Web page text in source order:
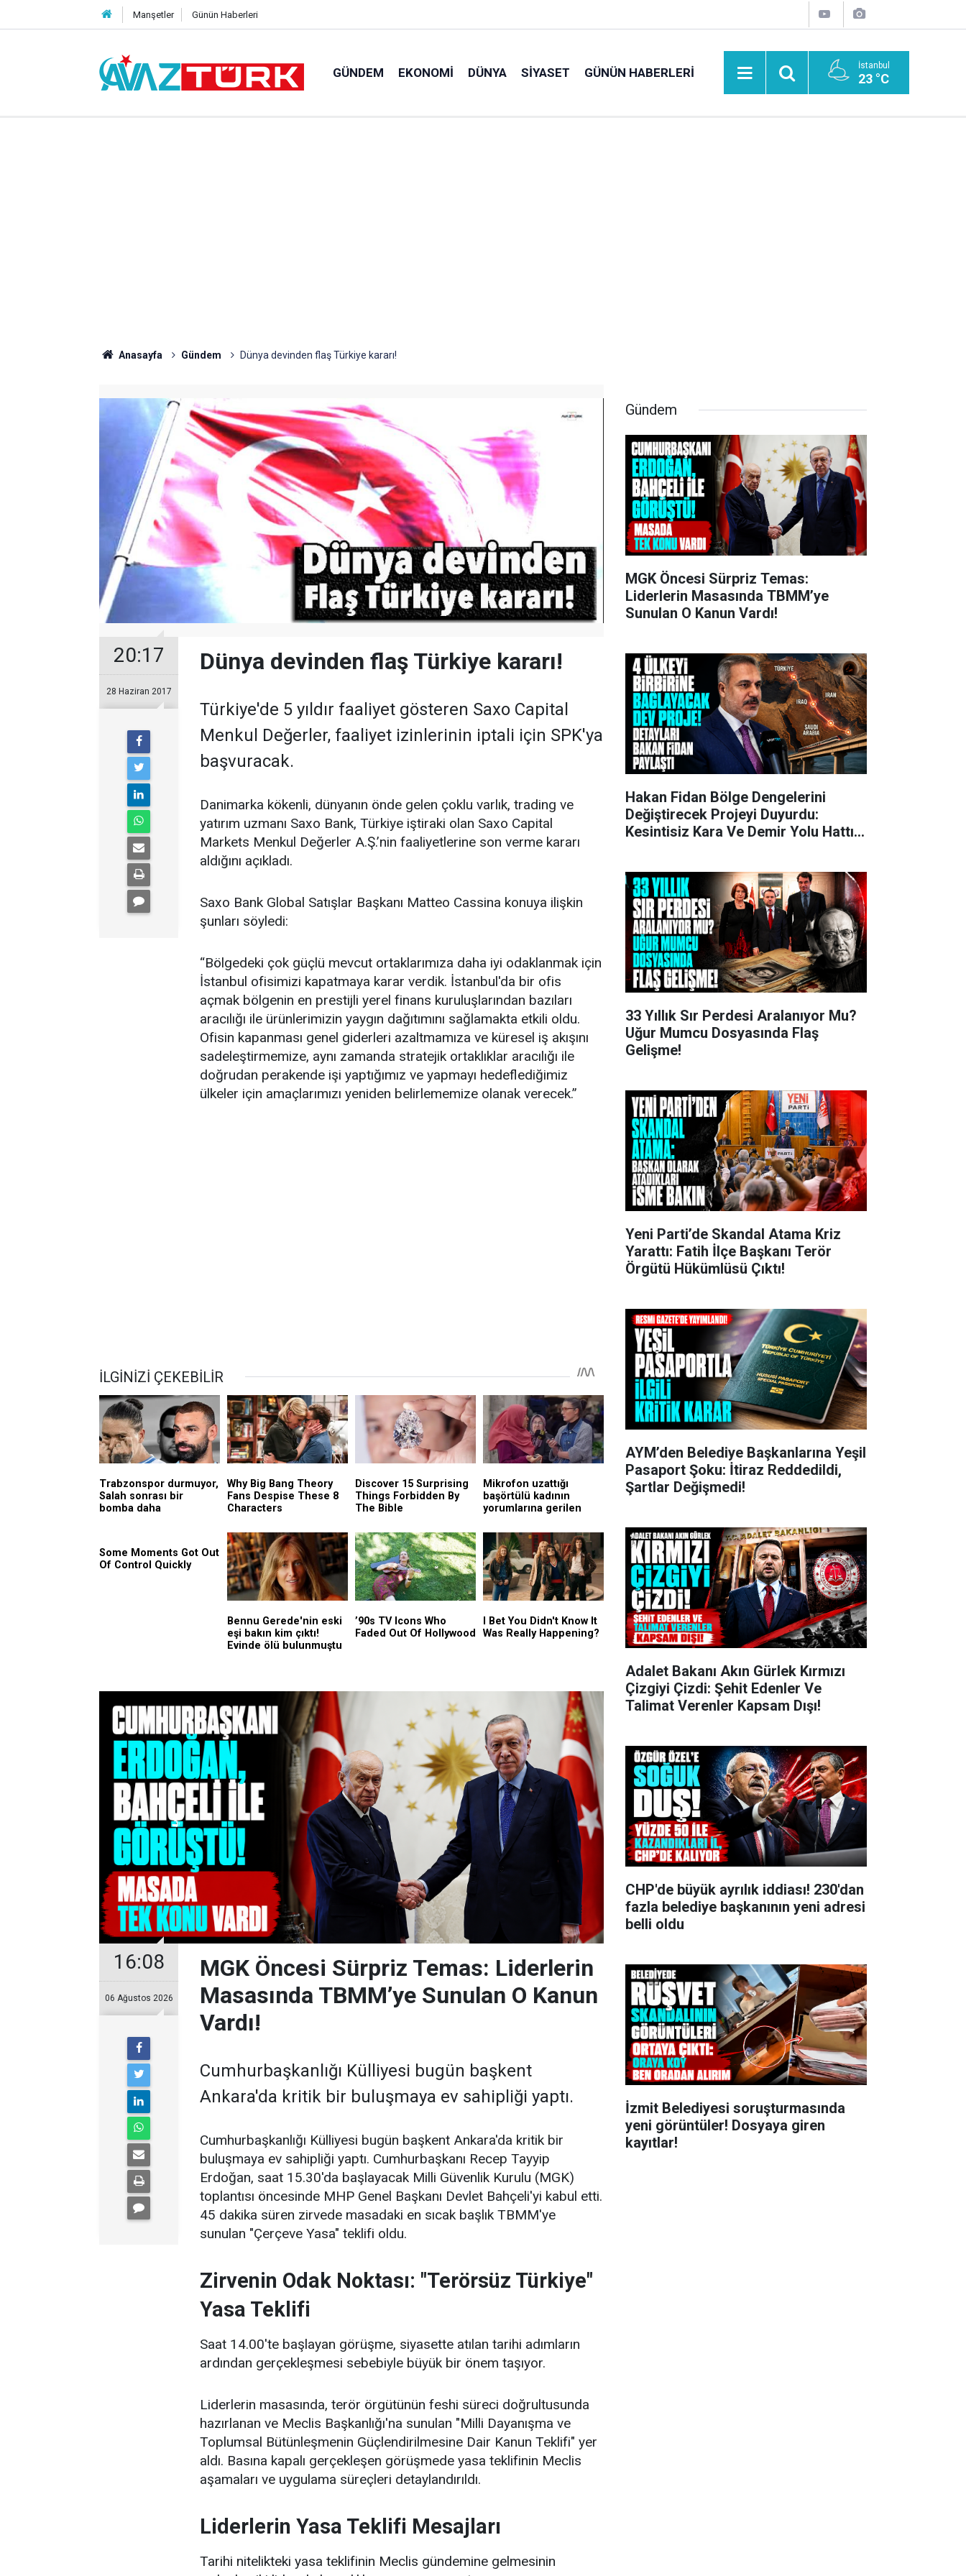
Manşetler Günün Haberleri
GÜNDEM EKONOMI DÜNYA SIYASET GÜNÜN HABERLERI İstanbul
23 °C
Anasayfa Gündem Dünya devinden flaş Türkiye kararı!
20:17
28 Haziran 2017
Dünya devinden flaş Türkiye kararı!
Türkiye'de 5 yıldır faaliyet gösteren Saxo Capital
Menkul Değerler, faaliyet izinlerinin iptali için SPK'ya
başvuracak.
Danimarka kökenli, dünyanın önde gelen çoklu varlık, trading ve
yatırım uzmanı Saxo Bank, Türkiye iştiraki olan Saxo Capital
Markets Menkul Değerler A.Ş.’nin faaliyetlerine son verme kararı
aldığını açıkladı.
Saxo Bank Global Satışlar Başkanı Matteo Cassina konuya ilişkin
şunları söyledi:
“Bölgedeki çok güçlü mevcut ortaklarımıza daha iyi odaklanmak için
İstanbul ofisimizi kapatmaya karar verdik. İstanbul'da bir ofis
açmak bölgenin en prestijli yerel finans kuruluşlarından bazıları
aracılığı ile ürünlerimizin yaygın dağıtımını sağlamakta etkili oldu.
Ofisin kapanması genel giderleri azaltmamıza ve küresel iş akışını
sadeleştirmemize, aynı zamanda stratejik ortaklıklar aracılığı ile
doğrudan perakende işi yaptığımız ve yapmayı hedeflediğimiz
ülkeler için amaçlarımızı yeniden belirlememize olanak verecek.”
16:08
06 Ağustos 2026
MGK Öncesi Sürpriz Temas: Liderlerin
Masasında TBMM’ye Sunulan O Kanun
Vardı!
Cumhurbaşkanlığı Külliyesi bugün başkent
Ankara'da kritik bir buluşmaya ev sahipliği yaptı.
Cumhurbaşkanlığı Külliyesi bugün başkent Ankara'da kritik bir
buluşmaya ev sahipliği yaptı. Cumhurbaşkanı Recep Tayyip
Erdoğan, saat 15.30'da başlayacak Milli Güvenlik Kurulu (MGK)
toplantısı öncesinde MHP Genel Başkanı Devlet Bahçeli'yi kabul etti.
45 dakika süren zirvede masadaki en sıcak başlık TBMM'ye
sunulan "Çerçeve Yasa" teklifi oldu.
Zirvenin Odak Noktası: "Terörsüz Türkiye"
Yasa Teklifi
Saat 14.00'te başlayan görüşme, siyasette atılan tarihi adımların
ardından gerçekleşmesi sebebiyle büyük bir önem taşıyor.
Liderlerin masasında, terör örgütünün feshi süreci doğrultusunda
hazırlanan ve Meclis Başkanlığı'na sunulan "Milli Dayanışma ve
Toplumsal Bütünleşmenin Güçlendirilmesine Dair Kanun Teklifi" yer
aldı. Basına kapalı gerçekleşen görüşmede yasa teklifinin Meclis
aşamaları ve uygulama süreçleri detaylandırıldı.
Liderlerin Yasa Teklifi Mesajları
Tarihi nitelikteki yasa teklifinin Meclis gündemine gelmesinin
Gündem
MGK Öncesi Sürpriz Temas:
Liderlerin Masasında TBMM’ye
Sunulan O Kanun Vardı!
Hakan Fidan Bölge Dengelerini
Değiştirecek Projeyi Duyurdu:
Kesintisiz Kara Ve Demir Yolu Hattı
33 Yıllık Sır Perdesi Aralanıyor Mu?
Uğur Mumcu Dosyasında Flaş
Gelişme!
Yeni Parti’de Skandal Atama Kriz
Yarattı: Fatih İlçe Başkanı Terör
Örgütü Hükümlüsü Çıktı!
AYM’den Belediye Başkanlarına Yeşil
Pasaport Şoku: İtiraz Reddedildi,
Şartlar Değişmedi!
Adalet Bakanı Akın Gürlek Kırmızı
Çizgiyi Çizdi: Şehit Edenler Ve
Talimat Verenler Kapsam Dışı!
CHP'de büyük ayrılık iddiası! 230'dan
fazla belediye başkanının yeni adresi
belli oldu
İzmit Belediyesi soruşturmasında
yeni görüntüler! Dosyaya giren
kayıtlar!